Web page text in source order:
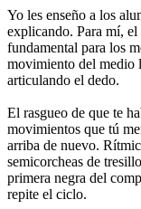
Yo les enseño a los
explicando. Para mí, el
fundamental para los
movimiento del medio
articulando el dedo.
El rasgueo de que te
movimientos que tú
arriba de nuevo.
semicorcheas de
primera negra del
repite el ciclo.